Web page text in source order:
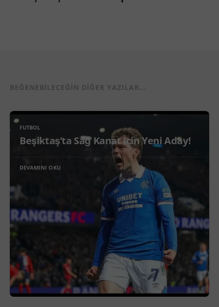
BEĞENEBILECEĞIN DIĞER YAZILAR...
FUTBOL
Beşiktaş’ta Sağ Kanat İçin Yeni Aday!
DEVAMINI OKU